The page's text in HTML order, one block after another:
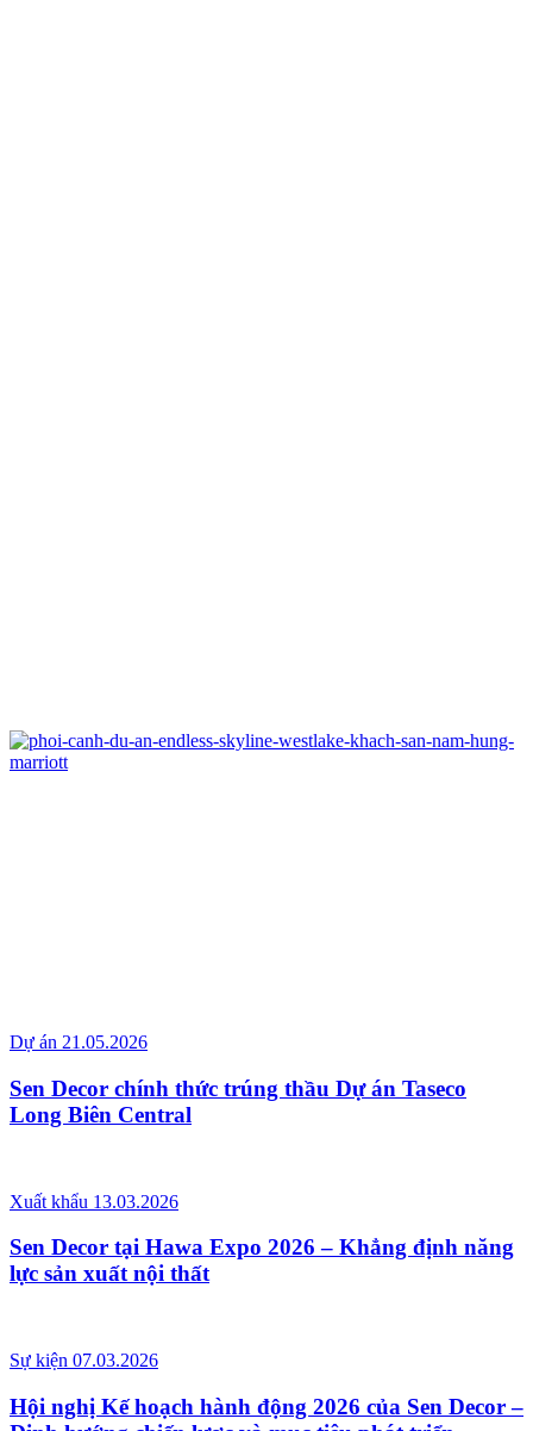
Dự án 21.05.2026
Sen Decor chính thức trúng thầu Dự án Taseco
Long Biên Central
Xuất khẩu 13.03.2026
Sen Decor tại Hawa Expo 2026 – Khẳng định năng
lực sản xuất nội thất
Sự kiện 07.03.2026
Hội nghị Kế hoạch hành động 2026 của Sen Decor –